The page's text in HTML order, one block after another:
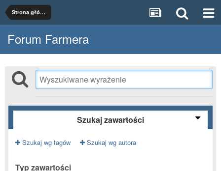
Strona główna
Forum Farmera
Szukaj zawartości
Szukaj wg tagów Szukaj wg autora
Typ zawartości